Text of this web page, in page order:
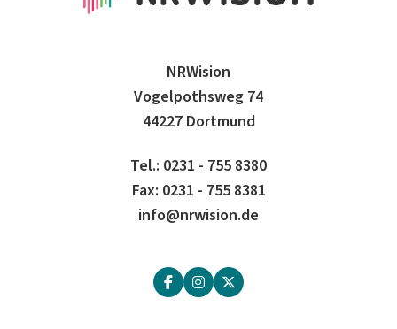
NRWision
Vogelpothsweg 74
44227 Dortmund
Tel.: 0231 - 755 8380
Fax: 0231 - 755 8381
info@nrwision.de